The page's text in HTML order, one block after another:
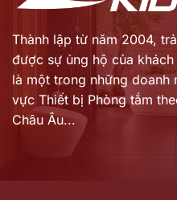
Thành lập từ năm 2004,
được sự ủng hộ của khách
là một trong những doanh
vực Thiết bị Phòng tắm
Châu Âu...